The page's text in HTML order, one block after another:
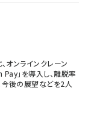
オンラインクレーン
」を導入し、離脱率
今後の展望などを2人